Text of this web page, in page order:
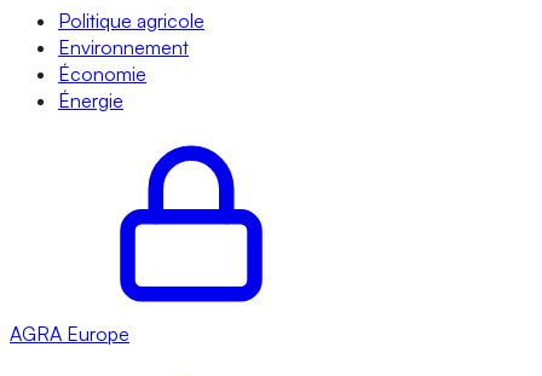
Politique agricole
Environnement
Économie
Énergie
AGRA Europe